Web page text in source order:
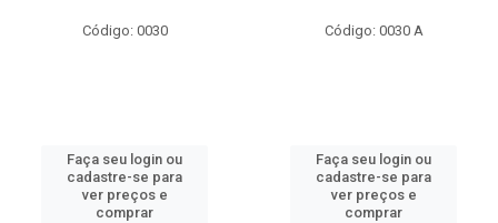
Código: 0030 A
Faça seu login ou
cadastre-se para
ver preços e
comprar
Código: 4990
Faça seu login ou
cadastre-se para
ver preços e
comprar